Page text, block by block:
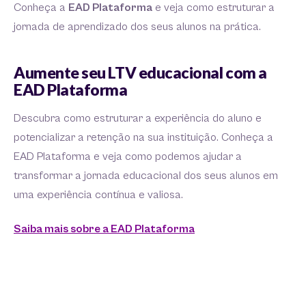
Conheça a EAD Plataforma e veja como estruturar a
jornada de aprendizado dos seus alunos na prática.
Aumente seu LTV educacional com a
EAD Plataforma
Descubra como estruturar a experiência do aluno e
potencializar a retenção na sua instituição. Conheça a
EAD Plataforma e veja como podemos ajudar a
transformar a jornada educacional dos seus alunos em
uma experiência contínua e valiosa.
Saiba mais sobre a EAD Plataforma